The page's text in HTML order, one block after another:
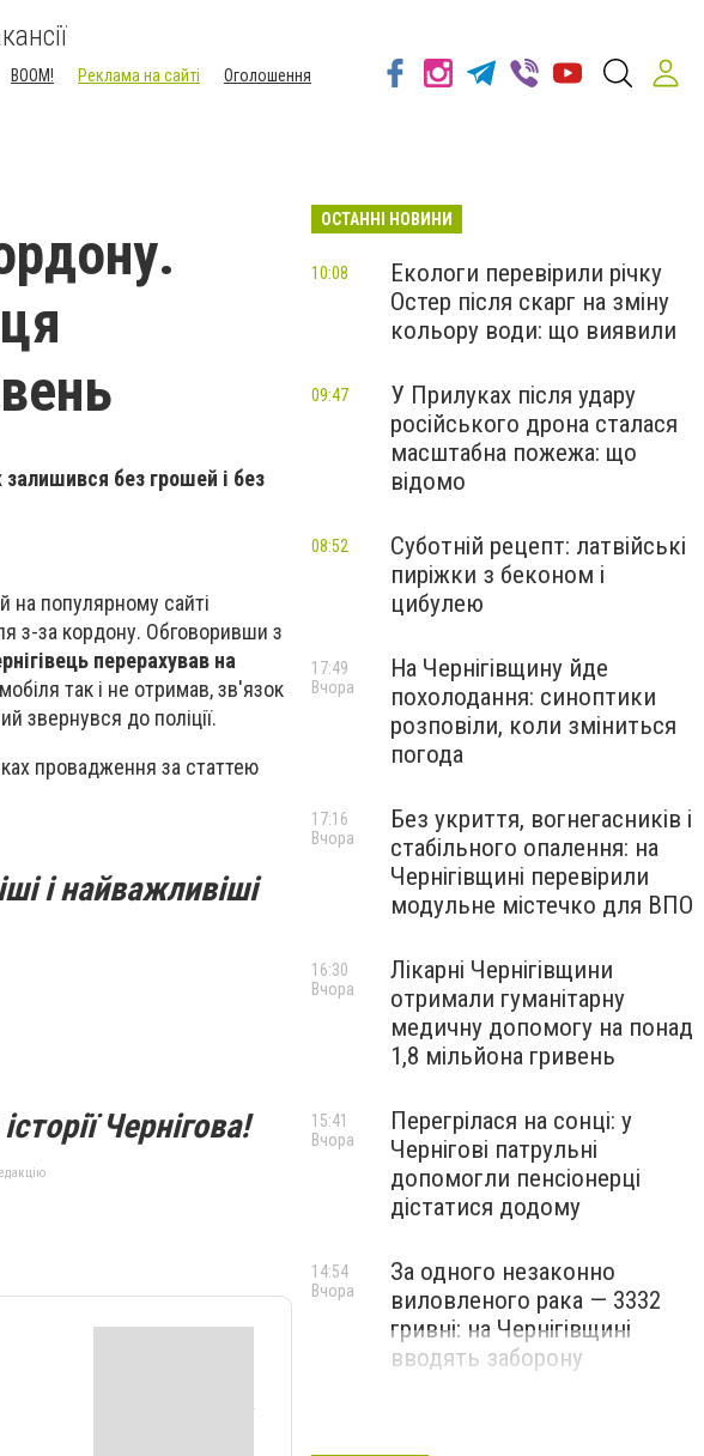
BOOM! Реклама на сайті
Оголошення
залишився без грошей і без
на популярному сайті
з-за кордону. Обговоривши з
перерахував на
так і не отримав, зв'язок
звернувся до поліції.
провадження за статтею
і найважливіші
Чернігова!
ОСТАННІ НОВИНИ
Екологи перевірили річку
Остер після скарг на зміну
кольору води: що виявили
10:08
У Прилуках після удару
російського дрона сталася
масштабна пожежа: що
відомо
09:47
Суботній рецепт: латвійські
пиріжки з беконом і
цибулею
08:52
На Чернігівщину йде
похолодання: синоптики
розповіли, коли зміниться
погода
17:49
Вчора
Без укриття, вогнегасників і
стабільного опалення: на
Чернігівщині перевірили
модульне містечко для ВПО
17:16
Вчора
Лікарні Чернігівщини
отримали гуманітарну
медичну допомогу на понад
1,8 мільйона гривень
16:30
Вчора
Перегрілася на сонці: у
Чернігові патрульні
допомогли пенсіонерці
дістатися додому
15:41
Вчора
За одного незаконно
виловленого рака — 3332
гривні: на Чернігівщині
вводять заборону
14:54
Вчора